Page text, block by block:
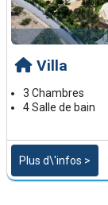
Villa
3 Chambres
4 Salle de bain
Plus d\'infos >